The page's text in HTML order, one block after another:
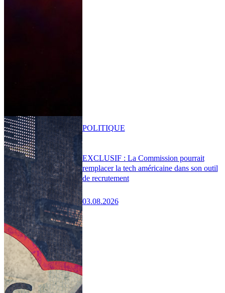
EXCLUSIF : La Commission pourrait
remplacer la tech américaine dans son outil
de recrutement
03.08.2026
POLITIQUE